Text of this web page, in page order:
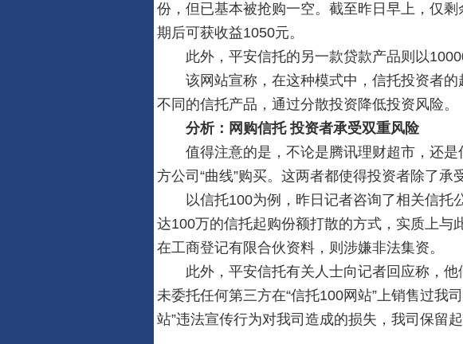
份，但已基本被抢购一空。截至昨日早上，仅
期后可获收益1050元。
此外，平安信托的另一款贷款产品则以
该网站宣称，在这种模式中，信托投资者的
不同的信托产品，通过分散投资降低投资风险。
分析：网购信托 投资者承受双重风险
值得注意的是，不论是腾讯理财超市，还是
方公司“曲线”购买。这两者都使得投资者除了
以信托100为例，昨日记者咨询了相关信托
达100万的信托起购份额打散的方式，实质上与
在工商登记有限合伙资料，则涉嫌非法集资。
此外，平安信托有关人士向记者回应称，他
未委托任何第三方在“信托100网站”上销售过我
站”违法宣传行为对我司造成的损失，我司保留起